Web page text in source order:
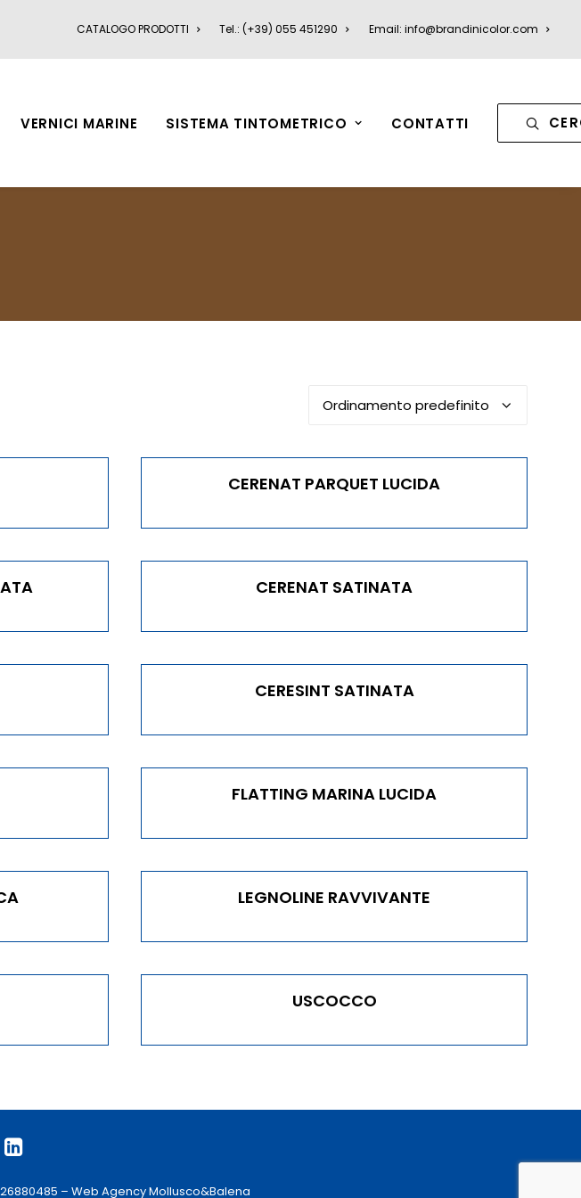
CATALOGO PRODOTTI Tel.: (+39) 055 451290 Email: info@brandinicolor.com
VERNICI MARINE SISTEMA TINTOMETRICO CONTATTI
CERENAT PARQUET LUCIDA
CERENAT SATINATA
CERESINT SATINATA
FLATTING MARINA LUCIDA
LEGNOLINE RAVVIVANTE
USCOCCO
– Web AgencyMollusco&Balena